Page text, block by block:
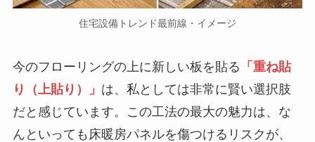
住宅設備トレンド最前線・イメージ
今のフローリングの上に新しい板を貼る 「重ね貼
り（上貼り）」 は、私としては非常に賢い選択肢
だと感じています。この工法の最大の魅力は、な
んといっても床暖房パネルを傷つけるリスクが、